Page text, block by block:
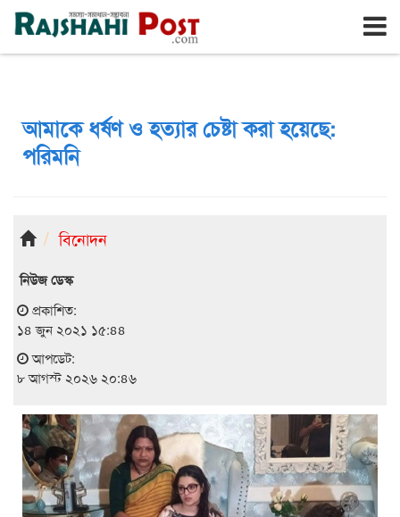
রাজশাহী শনিবার, ৮ই আগস্ট ২০২৬, ২৫শে শ্রাবণ ১৪৩৩
আমাকে ধর্ষণ ও হত্যার চেষ্টা করা হয়েছে:
পরিমনি
বিনোদন
নিউজ ডেস্ক
প্রকাশিত:
১৪ জুন ২০২১ ১৫:৪৪
আপডেট:
৮ আগস্ট ২০২৬ ২০:৪৬